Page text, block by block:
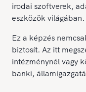
irodai szoftverek,
eszközök világában.
Ez a képzés
biztosít. Az itt
intézménynél vagy
banki,